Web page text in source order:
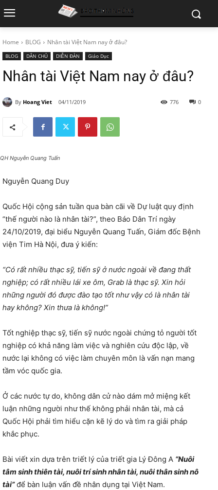
Home BLOG Nhân tài Việt Nam nay ở đâu?
BLOG DÂN CHỦ DIỄN ĐÀN Giáo Dục
Nhân tài Việt Nam nay ở đâu?
By Hoang Viet 04/11/2019 0
776
Nguyễn Quang Tuấn
Nguyễn Quang Duy
Quốc Hội cộng sản tuần qua bàn cãi về Dự luật quy định
“thế người nào là nhân tài?”, theo Báo Dân Trí ngày
24/10/2019, đại biểu Nguyễn Quang Tuấn, Giám đốc Bệnh
viện Tim Hà Nội, đưa ý kiến:
“Có rất nhiều thạc sỹ, tiến sỹ ở nước ngoài về đang thất
nghiệp; có rất nhiều lái xe ôm, Grab là thạc sỹ. Xin hỏi
những người đó được đào tạo tốt như vậy có là nhân tài
hay không? Xin thưa là không!”
Tốt nghiệp thạc sỹ, tiến sỹ nước ngoài chứng tỏ người tốt
nghiệp có khả năng làm việc và nghiên cứu độc lập, về
nước lại không có việc làm chuyên môn là vấn nạn mang
tầm vóc quốc gia.
Ở các nước tự do, không dân cử nào dám mở miệng kết
luận những người như thế không phải nhân tài, mà cả
Quốc Hội phải tìm hiểu cặn kẽ lý do và tìm ra giải pháp
khắc phục.
Bài viết xin dựa trên triết lý của triết gia Lý Đông A “Nuôi
tâm sinh thiên tài, nuôi trí sinh nhân tài, nuôi thân sinh nô
tài”để bàn luận vấn đề nhân dụng tại Việt Nam.